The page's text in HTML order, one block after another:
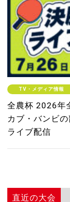
TV・メディア情報
全農杯 2026年
カブ・バンビ
ライブ配信
直近の大会